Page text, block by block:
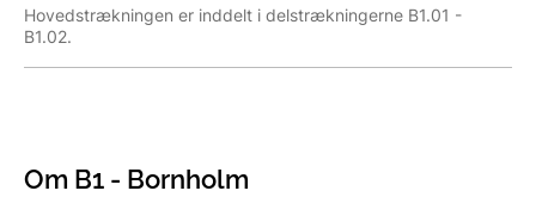
Hovedstrækningen er inddelt i delstrækningerne B1.01 -
B1.02.
Om B1 - Bornholm